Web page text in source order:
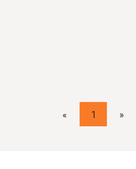
« 1 »